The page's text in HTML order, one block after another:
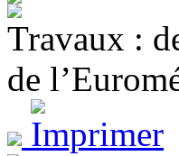
Travaux :
de